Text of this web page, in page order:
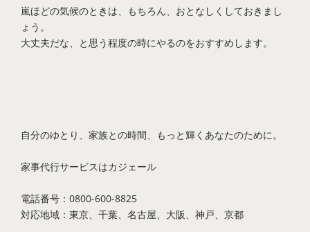
嵐ほどの気候のときは、もちろん、おとなしくしておきまし
ょう。
大丈夫だな、と思う程度の時にやるのをおすすめします。
自分のゆとり、家族との時間、もっと輝くあなたのために。
家事代行サービスはカジェール
電話番号：0800-600-8825
対応地域：東京、千葉、名古屋、大阪、神戸、京都